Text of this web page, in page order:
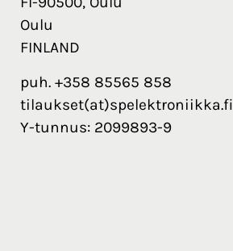
Oulu
FINLAND
puh. +358 85565 858
tilaukset(at)spelektroniikka.fi
Y-tunnus: 2099893-9